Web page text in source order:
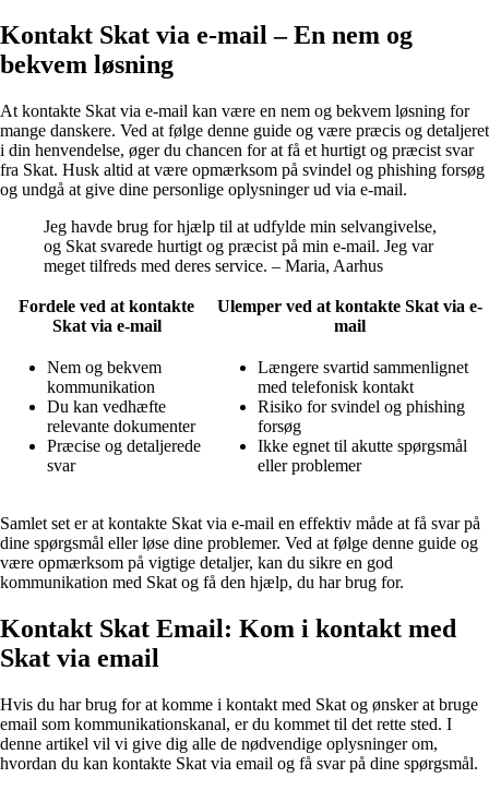
Kontakt Skat via e-mail – En nem og
bekvem løsning
At kontakte Skat via e-mail kan være en nem og bekvem løsning for
mange danskere. Ved at følge denne guide og være præcis og detaljeret
i din henvendelse, øger du chancen for at få et hurtigt og præcist svar
fra Skat. Husk altid at være opmærksom på svindel og phishing forsøg
og undgå at give dine personlige oplysninger ud via e-mail.
Jeg havde brug for hjælp til at udfylde min selvangivelse,
og Skat svarede hurtigt og præcist på min e-mail. Jeg var
meget tilfreds med deres service. – Maria, Aarhus
Fordele ved at kontakte
Skat via e-mail
Ulemper ved at kontakte Skat via e-
mail
Nem og bekvem
kommunikation
Du kan vedhæfte
relevante dokumenter
Præcise og detaljerede
svar
Længere svartid sammenlignet
med telefonisk kontakt
Risiko for svindel og phishing
forsøg
Ikke egnet til akutte spørgsmål
eller problemer
Samlet set er at kontakte Skat via e-mail en effektiv måde at få svar på
dine spørgsmål eller løse dine problemer. Ved at følge denne guide og
være opmærksom på vigtige detaljer, kan du sikre en god
kommunikation med Skat og få den hjælp, du har brug for.
Kontakt Skat Email: Kom i kontakt med
Skat via email
Hvis du har brug for at komme i kontakt med Skat og ønsker at bruge
email som kommunikationskanal, er du kommet til det rette sted. I
denne artikel vil vi give dig alle de nødvendige oplysninger om,
hvordan du kan kontakte Skat via email og få svar på dine spørgsmål.